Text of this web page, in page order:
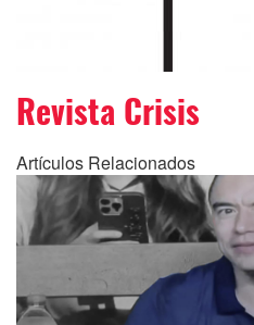
Revista Crisis
Artículos Relacionados